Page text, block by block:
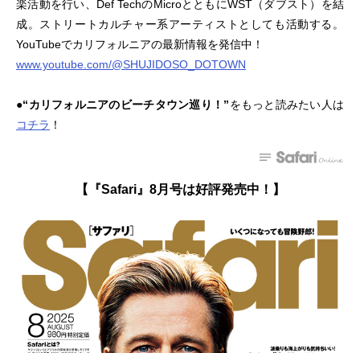
楽活動を行い、Def TechのMicroとともにWST（ダブスト）を結
成。ストリートカルチャー系アーティストとしても活動する。
YouTubeでカリフォルニアの最新情報を発信中！
www.youtube.com/@SHUJIDOSO_DOTOWN
●“カリフォルニアのビーチタウン巡り！”をもっと読みたい人は
コチラ ！
【『Safari』8月号は好評発売中！】